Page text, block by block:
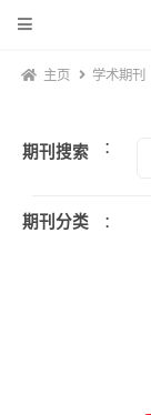
主页 学术期刊
期刊搜索 ：
期刊分类 ：